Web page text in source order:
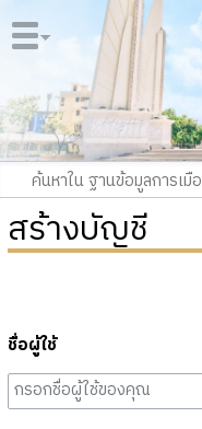
สร้างบัญชี
ชื่อผู้ใช้